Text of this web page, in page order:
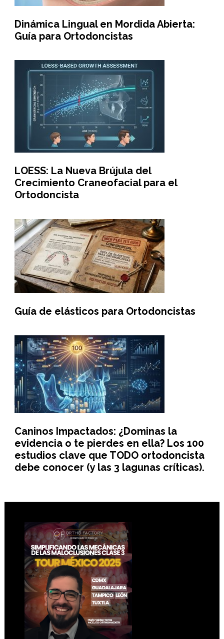
Dinámica Lingual en Mordida Abierta:
Guía para Ortodoncistas
LOESS: La Nueva Brújula del
Crecimiento Craneofacial para el
Ortodoncista
Guía de elásticos para Ortodoncistas
Caninos Impactados: ¿Dominas la
evidencia o te pierdes en ella? Los 100
estudios clave que TODO ortodoncista
debe conocer (y las 3 lagunas críticas).
Footer